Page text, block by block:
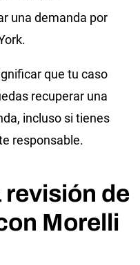
una demanda por
que tu caso
recuperar una
incluso si tienes
responsable.
revisión de
Morelli